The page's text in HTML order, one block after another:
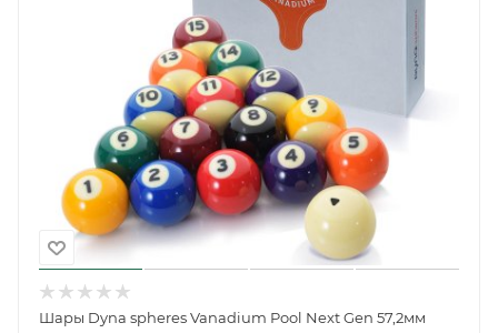
Шары Dyna spheres Vanadium Pool Next Gen 57,2мм